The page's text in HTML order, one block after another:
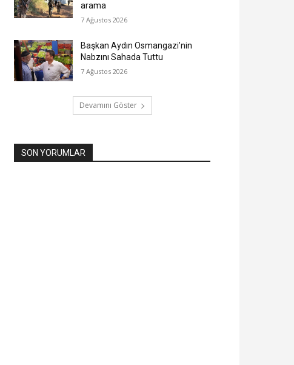
arama
7 Ağustos 2026
Başkan Aydın Osmangazi’nin
Nabzını Sahada Tuttu
7 Ağustos 2026
Devamını Göster
SON YORUMLAR